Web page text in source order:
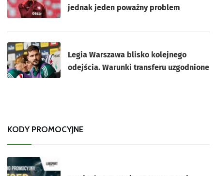
jednak jeden poważny problem
Legia Warszawa blisko kolejnego
odejścia. Warunki transferu uzgodnione
KODY PROMOCYJNE